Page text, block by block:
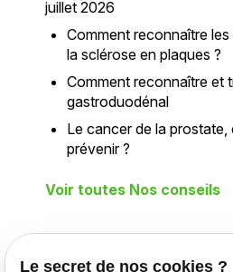
juillet 2026
Comment reconnaître
la sclérose en plaques ?
Comment reconnaître et
gastroduodénal
Le cancer de la
prévenir ?
Voir toutes Nos conseils
Téléphone
Le secret de nos cookies ?